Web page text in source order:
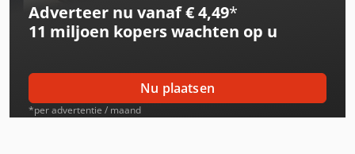
International 533
International 553
International 554
International 644
Adverteer nu vanaf € 4,49*
11 miljoen koperswachten op u
Nu plaatsen
*per advertentie / maand